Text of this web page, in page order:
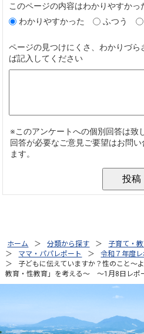
ホーム 分類から探す 子育て・
ママ・パパレポート
令和７年度レ
子どもに伝えていますか？性のこと～
教育・性教育」を考える～ ～1月8日レポ